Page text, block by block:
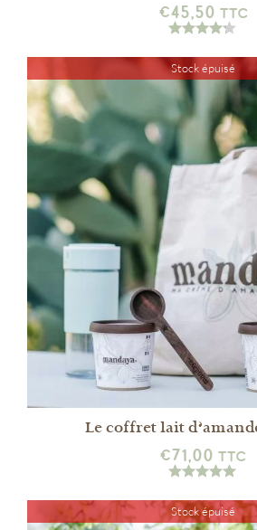
€45,50 TTC
Stock épuisé
Le coffret lait
€71,00 TTC
Stock épuisé